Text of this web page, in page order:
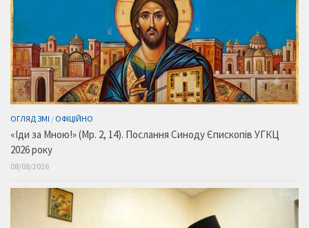
ОГЛЯД ЗМІ / ОФІЦІЙНО
«Іди за Мною!» (Мр. 2, 14). Послання Синоду Єпископів УГКЦ
2026 року
08/08/2026